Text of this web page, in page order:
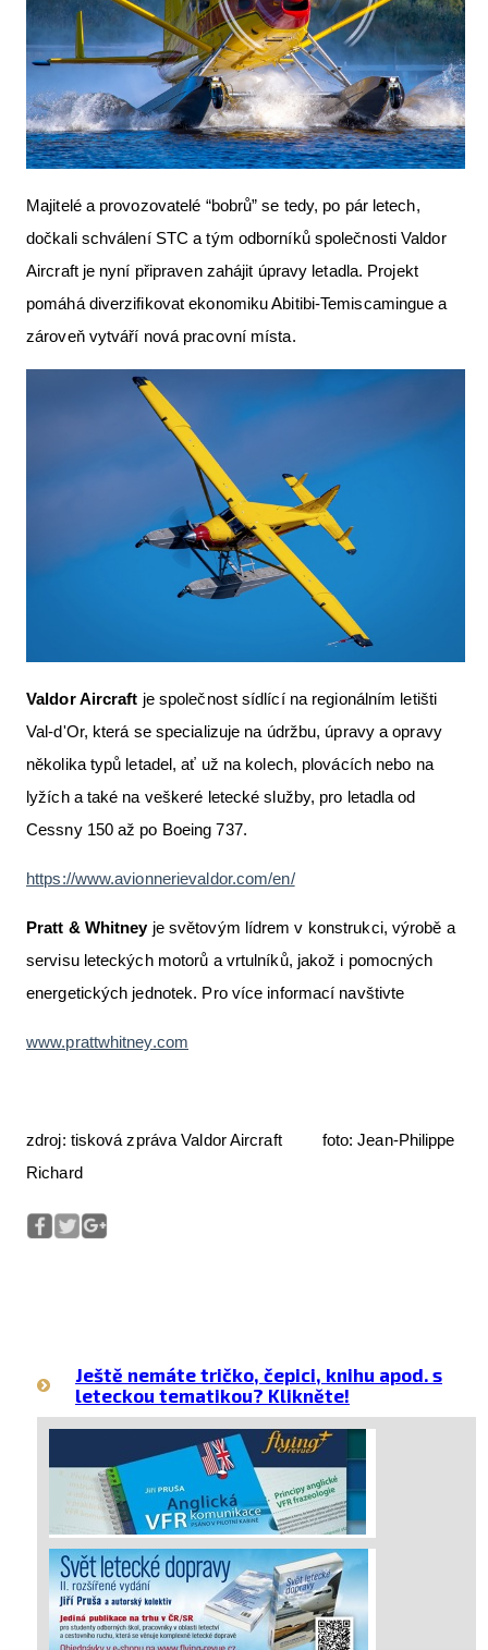
Majitelé a provozovatelé “bobrů” se tedy, po pár letech,
dočkali schválení STC a tým odborníků společnosti Valdor
Aircraft je nyní připraven zahájit úpravy letadla. Projekt
pomáhá diverzifikovat ekonomiku Abitibi-Temiscamingue a
zároveň vytváří nová pracovní místa.
Valdor Aircraft je společnost sídlící na regionálním letišti
Val-d'Or, která se specializuje na údržbu, úpravy a opravy
několika typů letadel, ať už na kolech, plovácích nebo na
lyžích a také na veškeré letecké služby, pro letadla od
Cessny 150 až po Boeing 737.
https://www.avionnerievaldor.com/en/
Pratt & Whitneyje světovým lídrem v konstrukci, výrobě a
servisu leteckých motorů a vrtulníků, jakož i pomocných
energetických jednotek. Pro více informací navštivte
www.prattwhitney.com
zdroj: tisková zpráva Valdor Aircraft foto: Jean-Philippe
Richard
Ještě nemáte tričko, čepici, knihu apod. s
leteckou tematikou? Klikněte!